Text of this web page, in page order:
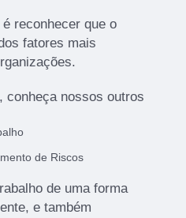
reconhecer que o
fatores mais
conheça nossos outros
de Riscos
de uma forma
e também